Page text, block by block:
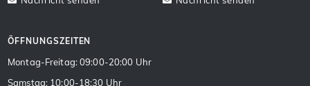
ÖFFNUNGSZEITEN
Montag-Freitag: 09:00-20:00 Uhr
Samstag: 10:00-18:30 Uhr